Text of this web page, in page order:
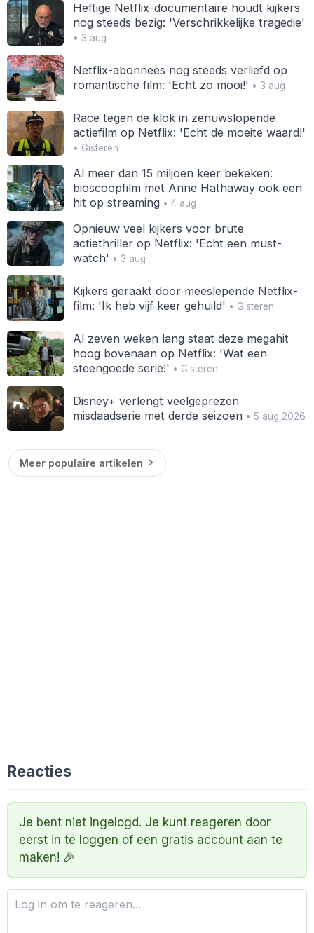
Heftige Netflix-documentaire houdt kijkers
nog steeds bezig: 'Verschrikkelijke tragedie'
• 3 aug
Netflix-abonnees nog steeds verliefd op
romantische film: 'Echt zo mooi!' • 3 aug
Race tegen de klok in zenuwslopende
actiefilm op Netflix: 'Echt de moeite waard!'
• Gisteren
Al meer dan 15 miljoen keer bekeken:
bioscoopfilm met Anne Hathaway ook een
hit op streaming• 4 aug
Opnieuw veel kijkers voor brute
actiethriller op Netflix: 'Echt een must-
watch' • 3 aug
Kijkers geraakt door meeslepende Netflix-
film: 'Ik heb vijf keer gehuild' • Gisteren
Al zeven weken lang staat deze megahit
hoog bovenaan op Netflix: 'Wat een
steengoede serie!' • Gisteren
Disney+ verlengt veelgeprezen
misdaadserie met derde seizoen• 5 aug 2026
Meer populaire artikelen
Reacties
Je bent niet ingelogd. Je kunt reageren door
eerst in te loggen of een gratis account aan te
maken! 🎉